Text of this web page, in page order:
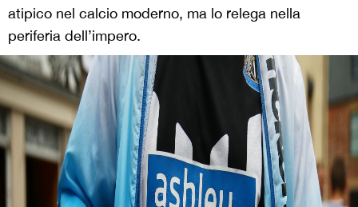
atipico nel calcio moderno, ma lo relega nella
periferia dell’impero.